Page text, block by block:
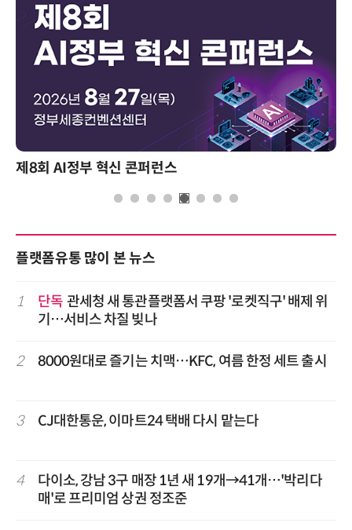
제8회 AI정부 혁신 콘퍼런스
플랫폼유통 많이 본 뉴스
1 단독 관세청 새 통관플랫폼서 쿠팡 '로켓직구' 배제 위
기…서비스 차질 빚나
2 8000원대로 즐기는 치맥…KFC, 여름 한정 세트 출시
3 CJ대한통운, 이마트24 택배 다시 맡는다
4
다이소, 강남 3구 매장 1년 새 19개→41개…'박리다
매'로 프리미엄 상권 정조준